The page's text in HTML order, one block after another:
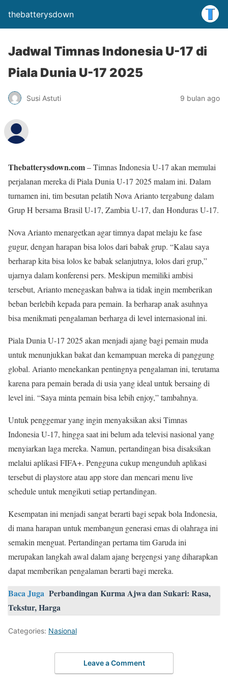
thebatterysdown
Jadwal Timnas Indonesia U-17 di
Piala Dunia U-17 2025
Susi Astuti 9 bulan ago
Thebatterysdown.com– Timnas Indonesia U-17 akan memulai
perjalanan mereka di Piala Dunia U-17 2025 malam ini. Dalam
turnamen ini, tim besutan pelatih Nova Arianto tergabung dalam
Grup H bersama Brasil U-17, Zambia U-17, dan Honduras U-17.
Nova Arianto menargetkan agar timnya dapat melaju ke fase
gugur, dengan harapan bisa lolos dari babak grup. “Kalau saya
berharap kita bisa lolos ke babak selanjutnya, lolos dari grup,”
ujarnya dalam konferensi pers. Meskipun memiliki ambisi
tersebut, Arianto menegaskan bahwa ia tidak ingin memberikan
beban berlebih kepada para pemain. Ia berharap anak asuhnya
bisa menikmati pengalaman berharga di level internasional ini.
Piala Dunia U-17 2025 akan menjadi ajang bagi pemain muda
untuk menunjukkan bakat dan kemampuan mereka di panggung
global. Arianto menekankan pentingnya pengalaman ini, terutama
karena para pemain berada di usia yang ideal untuk bersaing di
level ini. “Saya minta pemain bisa lebih enjoy,” tambahnya.
Untuk penggemar yang ingin menyaksikan aksi Timnas
Indonesia U-17, hingga saat ini belum ada televisi nasional yang
menyiarkan laga mereka. Namun, pertandingan bisa disaksikan
melalui aplikasi FIFA+. Pengguna cukup mengunduh aplikasi
tersebut di playstore atau app store dan mencari menu live
schedule untuk mengikuti setiap pertandingan.
Kesempatan ini menjadi sangat berarti bagi sepak bola Indonesia,
di mana harapan untuk membangun generasi emas di olahraga ini
semakin menguat. Pertandingan pertama tim Garuda ini
merupakan langkah awal dalam ajang bergengsi yang diharapkan
dapat memberikan pengalaman berarti bagi mereka.
Baca Juga Perbandingan Kurma Ajwa dan Sukari: Rasa,
Tekstur, Harga
Categories: Nasional
Leave a Comment